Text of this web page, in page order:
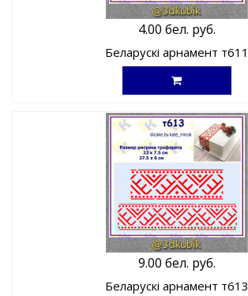
4.00 бел. руб.
Беларускі арнамент т611
9.00 бел. руб.
Беларускі арнамент т613